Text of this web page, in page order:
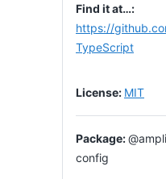
https://
TypeScript
MIT
config